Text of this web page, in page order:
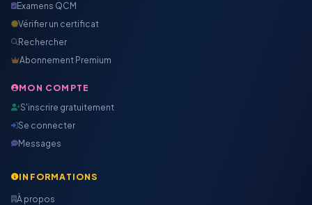
Examens QCM
Vérifier un certificat
Rechercher
Abonnement Premium
MON COMPTE
S'inscrire gratuitement
Se connecter
Messages
INFORMATIONS
À propos